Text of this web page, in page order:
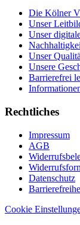
Die Kölner
Unser
Unser
Unser
Unsere
Barrierefrei
Rechtliches
Impressum
AGB
Datenschutz
Cookie